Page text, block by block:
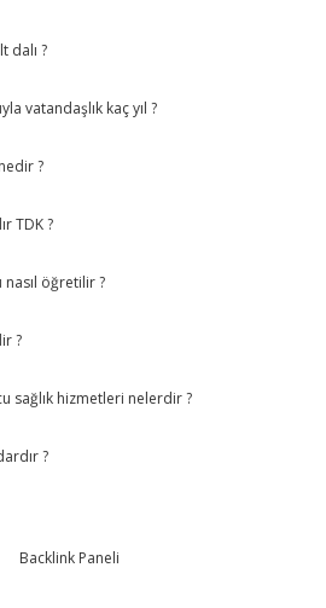
dalı ?
vatandaşlık kaç yıl ?
?
TDK ?
öğretilir ?
?
sağlık hizmetleri nelerdir ?
?